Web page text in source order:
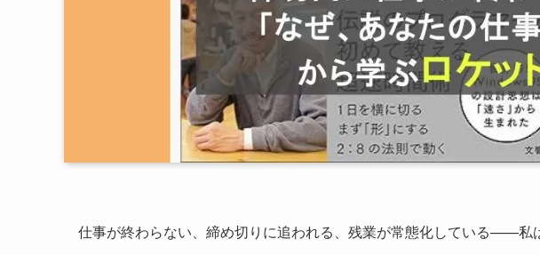
仕事が終わらない、締め切りに追われる、残業が常態化している——私